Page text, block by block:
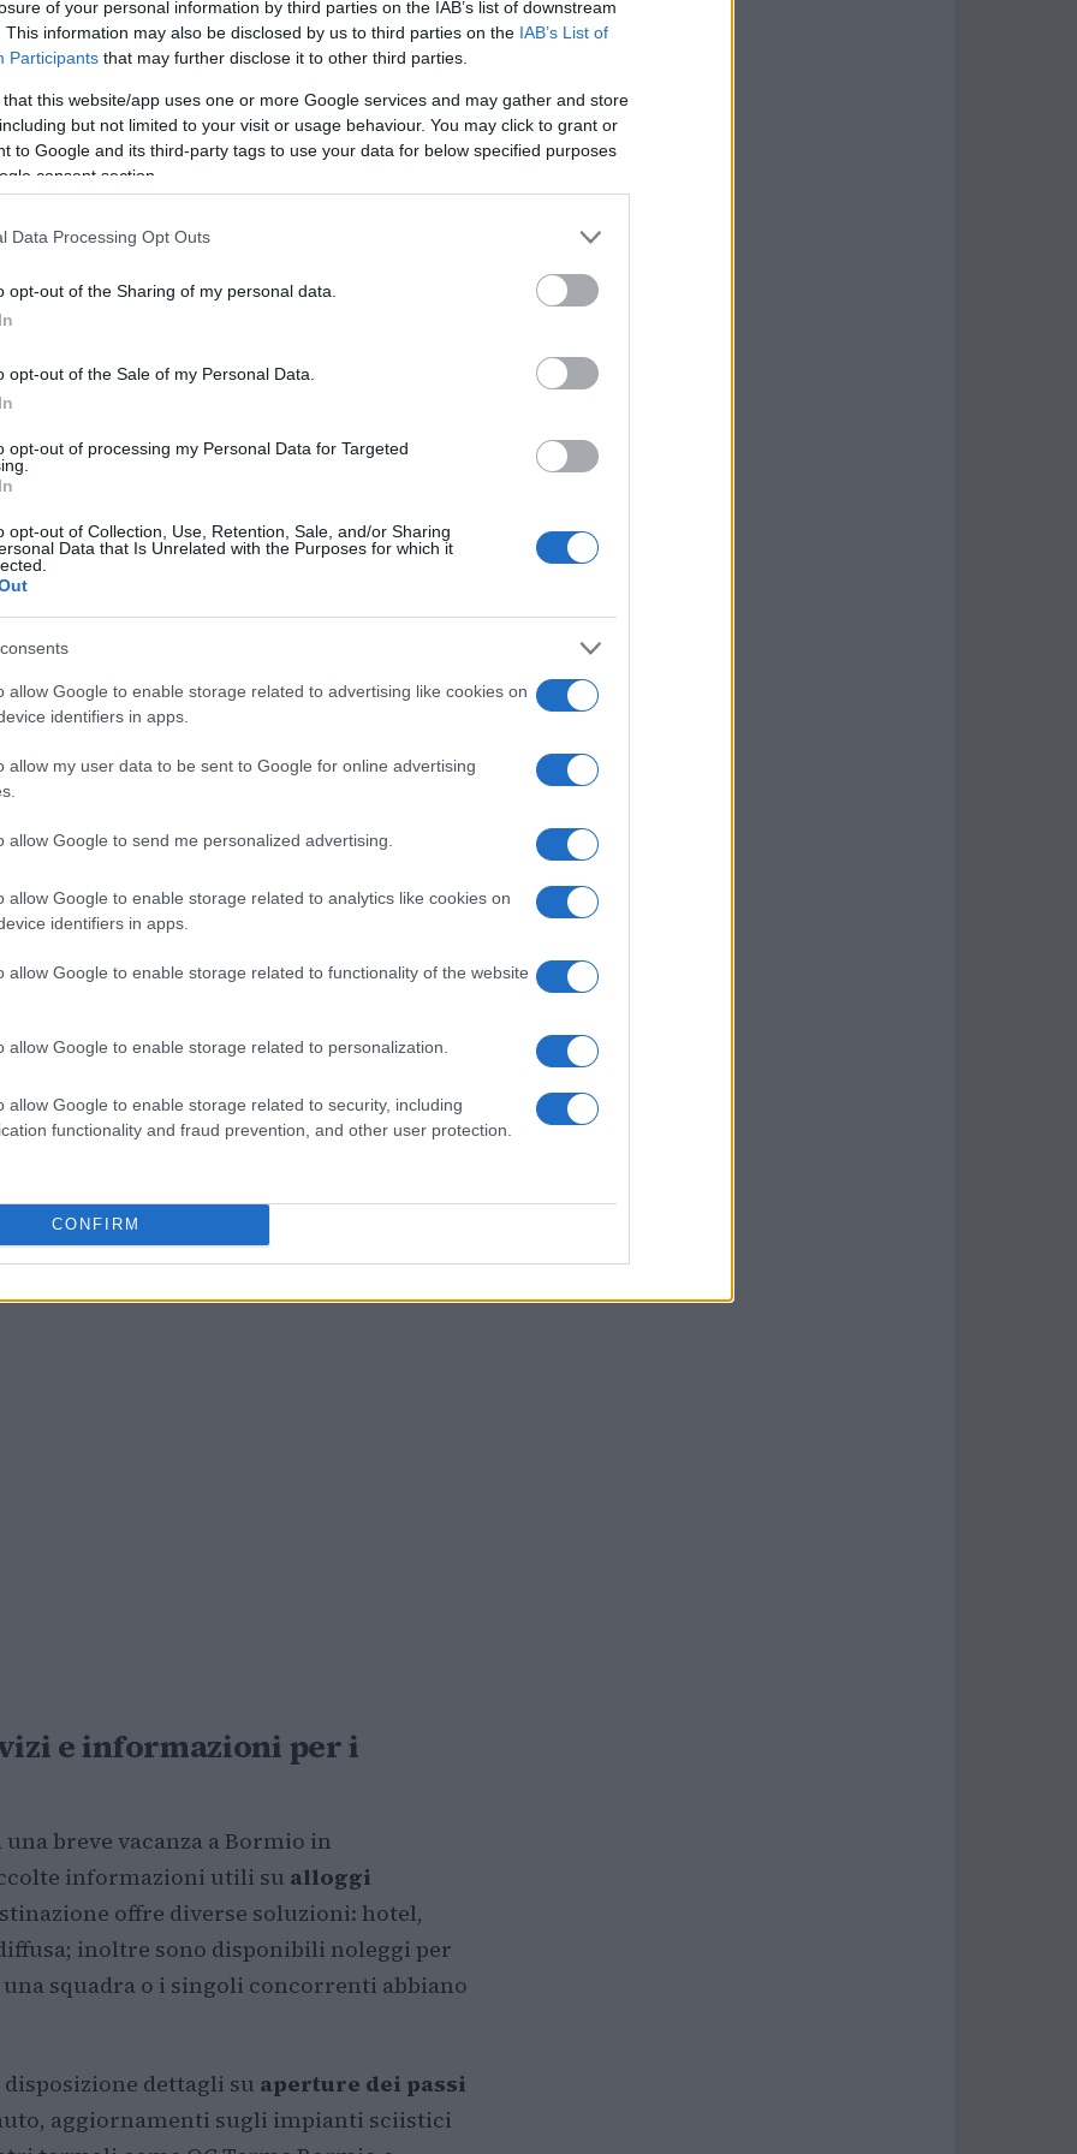
of your personal information by third parties on the IAB’s list of downstream
This information may also be disclosed by us to third parties on the IAB’s List of
Participants that may further disclose it to other third parties.
that this website/app uses one or more Google services and may gather and store
but not limited to your visit or usage behaviour. You may click to grant or
to Google and its third-party tags to use your data for below specified purposes
consent section.
Data Processing Opt Outs
opt-out of the Sharing of my personal data.
opt-out of the Sale of my Personal Data.
opt-out of processing my Personal Data for Targeted
opt-out of Collection, Use, Retention, Sale, and/or Sharing
Data that Is Unrelated with the Purposes for which it
allow Google to enable storage related to advertising like cookies on
identifiers in apps.
allow my user data to be sent to Google for online advertising
allow Google to send me personalized advertising.
allow Google to enable storage related to analytics like cookies on
identifiers in apps.
allow Google to enable storage related to functionality of the website
allow Google to enable storage related to personalization.
allow Google to enable storage related to security, including
functionality and fraud prevention, and other user protection.
CONFIRM
il
appuntamenti previsti; la quota di
prendere parte al torneo è possibile
tramite l’opzioneprenota oradisponibile
e organizzazione
per favorire la partecipazione di chi lavora
struttura attrezzata con campo
L’Associazione NOI Semogogestisce
assicurando che il torneo segua
dagli organizzatori. Per informazioni
delle squadre e scadenze per
pulsante
l’Associazione NOI Semogo.
e informazioni per i
breve vacanza a Bormio in
informazioni utili su alloggi
offre diverse soluzioni: hotel,
inoltre sono disponibili noleggi per
squadra o i singoli concorrenti abbiano
disposizione dettagli su aperture dei passi
aggiornamenti sugli impianti sciistici